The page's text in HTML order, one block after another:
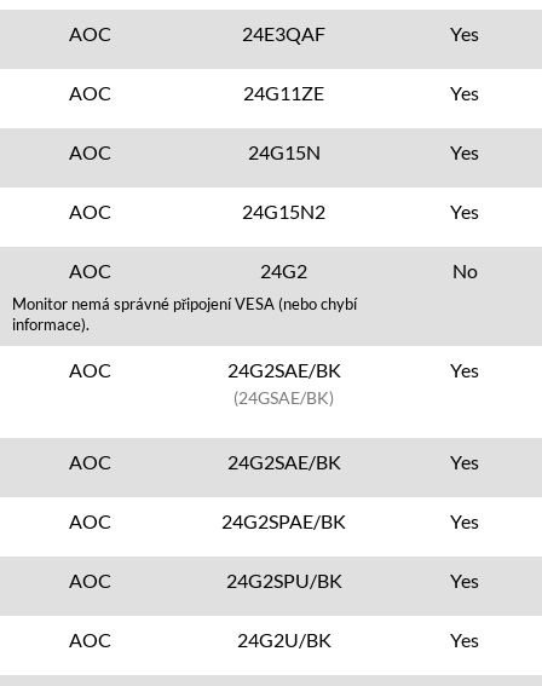
AOC 24E3QAF Yes
AOC 24G11ZE Yes
AOC 24G15N Yes
AOC 24G15N2 Yes
AOC 24G2 No
Monitor nemá správné připojení VESA (nebo chybí
informace).
AOC 24G2SAE/BK
(24GSAE/BK)
Yes
AOC 24G2SAE/BK Yes
AOC 24G2SPAE/BK Yes
AOC 24G2SPU/BK Yes
AOC 24G2U/BK Yes